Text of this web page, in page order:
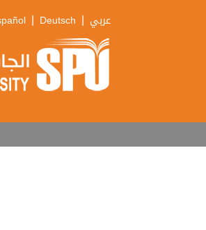
| Deutsch | عربي